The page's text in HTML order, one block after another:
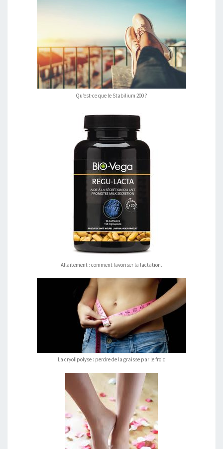
Qu’est-ce que le Stabilium 200 ?
Allaitement : comment favoriser la lactation.
La cryolipolyse : perdre de la graisse par le froid